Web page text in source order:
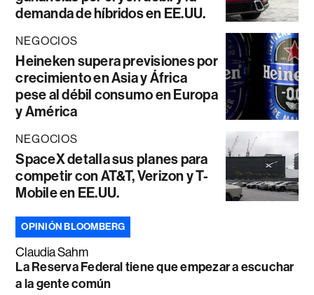
demanda de híbridos en EE.UU.
NEGOCIOS
Heineken supera previsiones por
crecimiento en Asia y África
pese al débil consumo en Europa
y América
NEGOCIOS
SpaceX detalla sus planes para
competir con AT&T, Verizon y T-
Mobile en EE.UU.
OPINIÓN BLOOMBERG
Claudia Sahm
La Reserva Federal tiene que empezar a escuchar
a la gente común